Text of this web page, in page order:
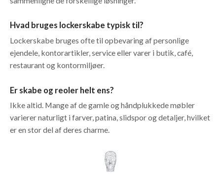
Hvad bruges lockerskabe typisk til?
Lockerskabe bruges ofte til opbevaring af personlige
ejendele, kontorartikler, service eller varer i butik, café,
restaurant og kontormiljøer.
Er skabe og reoler helt ens?
Ikke altid. Mange af de gamle og håndplukkede møbler
varierer naturligt i farver, patina, slidspor og detaljer, hvilket
er en stor del af deres charme.